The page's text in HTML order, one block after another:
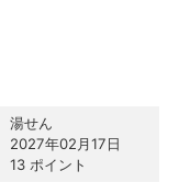
湯せん
2027年02月17日
13 ポイント